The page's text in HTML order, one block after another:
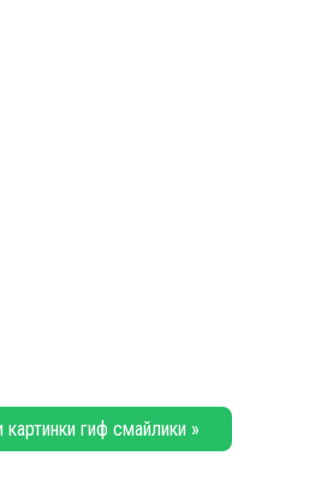
картинки гиф смайлики »